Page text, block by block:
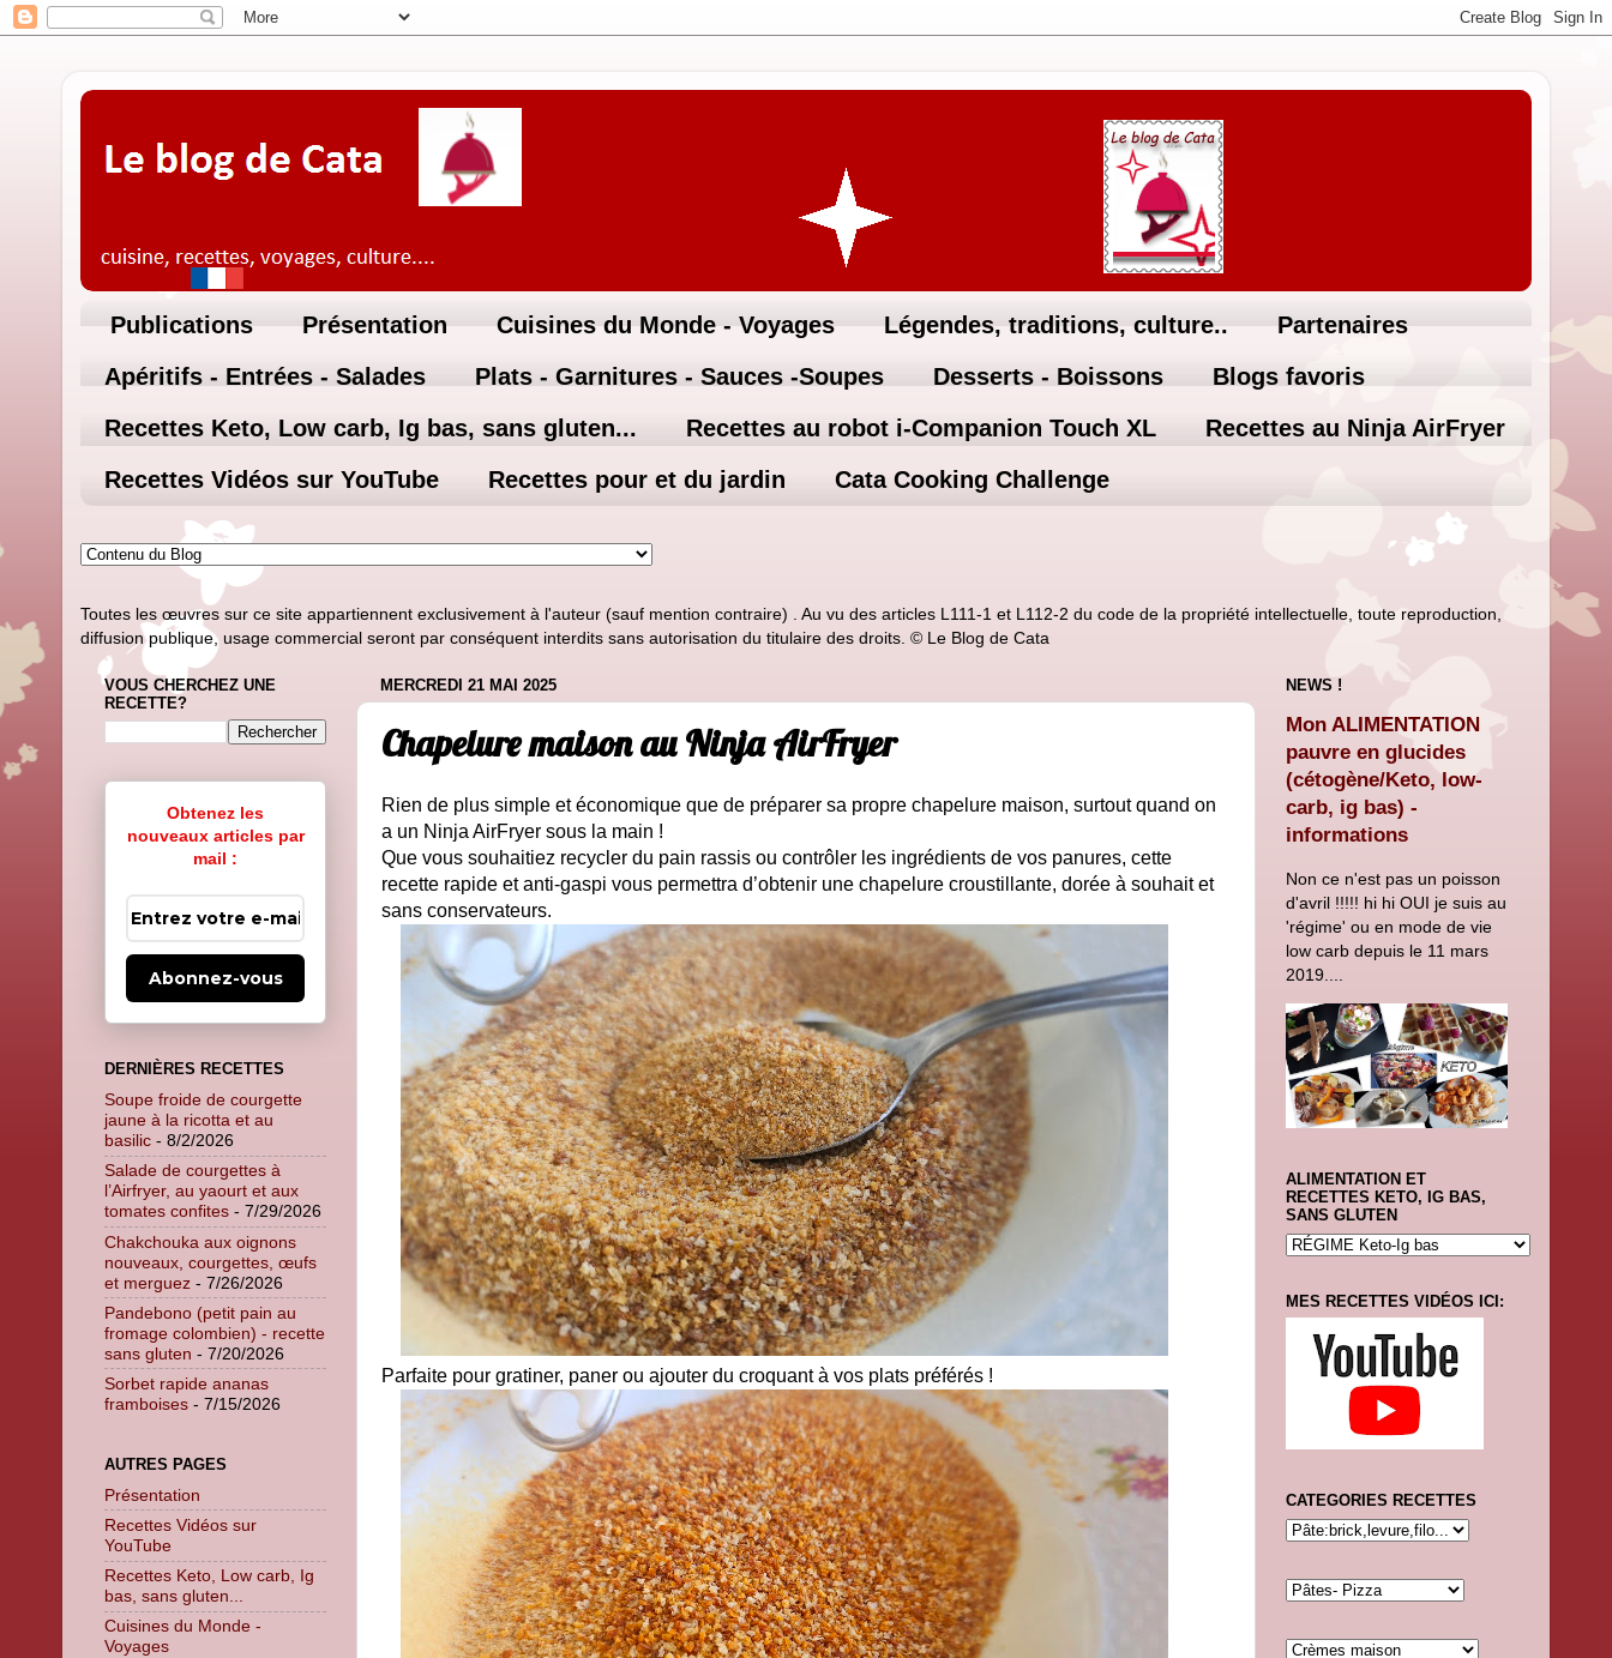
Publications Présentation Cuisines du Monde - Voyages Légendes, traditions, culture..
Partenaires
Apéritifs - Entrées - Salades
Plats - Garnitures - Sauces -Soupes Desserts - Boissons
Blogs favoris
Recettes Keto, Low carb, Ig bas, sans gluten...
Recettes au robot i-Companion Touch XL
Recettes au Ninja AirFryer
Recettes Vidéos sur YouTube
Recettes pour et du jardin Cata Cooking Challenge
Toutes les œuvres sur ce site appartiennent exclusivement à l'auteur (sauf mention contraire) . Au vu des articles L111-1 et L112-2 du code de la propriété intellectuelle, toute reproduction,
diffusion publique, usage commercial seront par conséquent interdits sans autorisation du titulaire des droits. © Le Blog de Cata
MERCREDI 21 MAI 2025
Chapelure maison au Ninja AirFryer
Rien de plus simple et économique que de préparer sa propre chapelure maison, surtout quand on
a un Ninja AirFryer sous la main !
Que vous souhaitiez recycler du pain rassis ou contrôler les ingrédients de vos panures, cette
recette rapide et anti-gaspi vous permettra d’obtenir une chapelure croustillante, dorée à souhait et
sans conservateurs.
Parfaite pour gratiner, paner ou ajouter du croquant à vos plats préférés !
VOUS CHERCHEZ UNE
RECETTE?
Obtenez les
nouveaux articles par
mail :
Abonnez-vous
DERNIÈRES RECETTES
Soupe froide de courgette
jaune à la ricotta et au
basilic - 8/2/2026
Salade de courgettes à
l’Airfryer, au yaourt et aux
tomates confites - 7/29/2026
Chakchouka aux oignons
nouveaux, courgettes, œufs
et merguez - 7/26/2026
Pandebono (petit pain au
fromage colombien) - recette
sans gluten - 7/20/2026
Sorbet rapide ananas
framboises - 7/15/2026
AUTRES PAGES
Présentation
Recettes Vidéos sur
YouTube
Recettes Keto, Low carb, Ig
bas, sans gluten...
Cuisines du Monde -
Voyages
NEWS !
Mon ALIMENTATION
pauvre en glucides
(cétogène/Keto, low-
carb, ig bas) -
informations
Non ce n'est pas un poisson
d'avril !!!!! hi hi OUI je suis au
'régime' ou en mode de vie
low carb depuis le 11 mars
2019....
ALIMENTATION ET
RECETTES KETO, IG BAS,
SANS GLUTEN
MES RECETTES VIDÉOS ICI:
CATEGORIES RECETTES